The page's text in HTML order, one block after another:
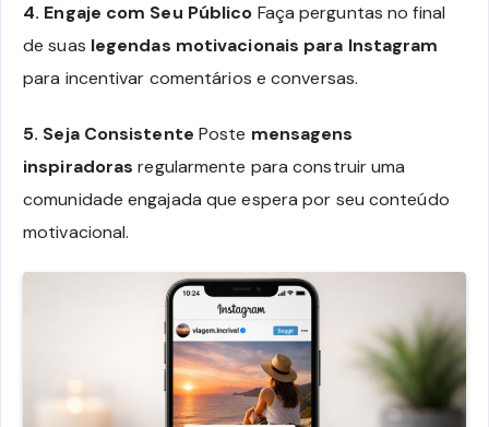
4. Engaje com Seu Público Faça perguntas no final
de suas legendas motivacionais para Instagram
para incentivar comentários e conversas.
5. Seja Consistente Poste mensagens
inspiradoras regularmente para construir uma
comunidade engajada que espera por seu conteúdo
motivacional.